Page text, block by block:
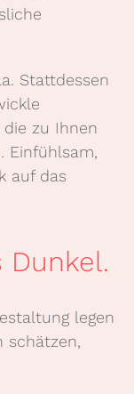
Stattdessen
zu Ihnen
Einfühlsam,
auf das
Dunkel.
legen
schätzen,